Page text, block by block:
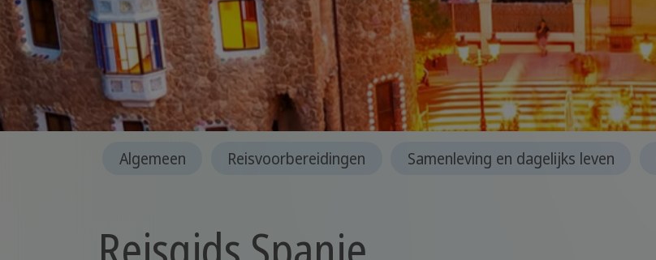
Algemeen Reisvoorbereidingen Samenleving en dagelijks leven